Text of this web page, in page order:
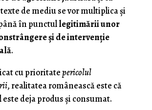
de mediu se vor multiplica şi
în punctullegitimării unor
şi de intervenţie
.
cu prioritatepericolul
, realitatea românească este că
este deja produs şi consumat.